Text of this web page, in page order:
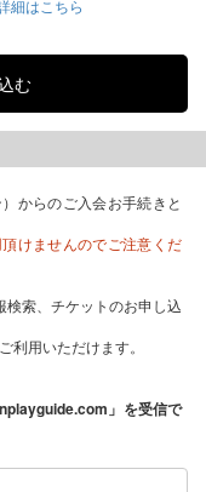
細はこちら
からのご入会お手続きと
けませんのでご注意くだ
索、チケットのお申し込
用いただけます。
」を受信で